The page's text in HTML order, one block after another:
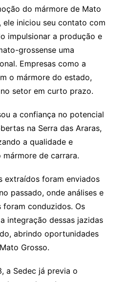
do mármore de Mato
ele iniciou seu contato com
impulsionar a produção e
grossense uma
Empresas como a
o mármore do estado,
setor em curto prazo.
a confiança no potencial
na Serra das Araras,
a qualidade e
de carrara.
extraídos foram enviados
passado, onde análises e
conduzidos. Os
integração dessas jazidas
abrindo oportunidades
Grosso.
a Sedec já previa o